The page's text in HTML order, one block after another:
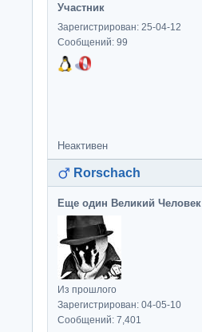
Участник
Зарегистрирован: 25-04-12
Сообщений: 99
Неактивен
Rorschach
Еще один Великий Человек
Из прошлого
Зарегистрирован: 04-05-10
Сообщений: 7,401